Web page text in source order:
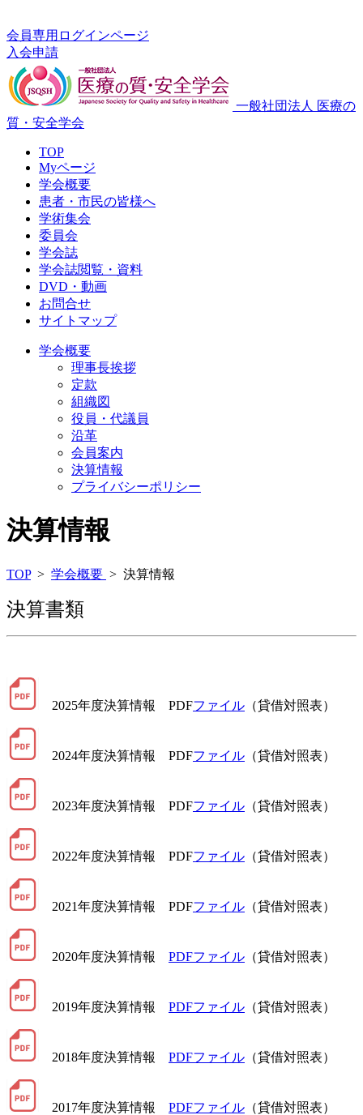
会員専用ログインページ
入会申請
一般社団法人 医療の
質・安全学会
TOP
Myページ
学会概要
患者・市民の皆様へ
学術集会
委員会
学会誌
学会誌閲覧・資料
DVD・動画
お問合せ
サイトマップ
学会概要
理事長挨拶
定款
組織図
役員・代議員
沿革
会員案内
決算情報
プライバシーポリシー
決算情報
TOP> 学会概要 > 決算情報
決算書類
2025年度決算情報 PDFファイル （貸借対照表）
2024年度決算情報 PDFファイル （貸借対照表）
2023年度決算情報 PDFファイル （貸借対照表）
2022年度決算情報 PDFファイル （貸借対照表）
2021年度決算情報 PDFファイル （貸借対照表）
2020年度決算情報 PDFファイル （貸借対照表）
2019年度決算情報 PDFファイル （貸借対照表）
2018年度決算情報 PDFファイル （貸借対照表）
2017年度決算情報 PDFファイル （貸借対照表）